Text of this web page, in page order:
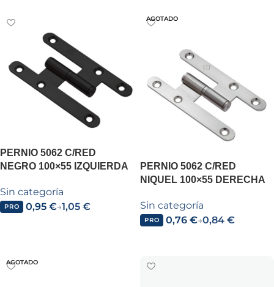
PERNIO 5062 C/RED
NEGRO 100×55 IZQUIERDA
Sin categoría
PRO 0,95€→1,05€
AGOTADO
PERNIO 5062 C/RED
NIQUEL 100×55 DERECHA
Sin categoría
PRO 0,76€→0,84€
AGOTADO